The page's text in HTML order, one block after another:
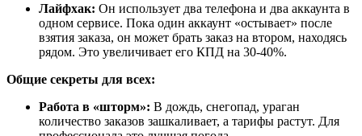
Лайфхак: Он использует два телефона и два аккаунта в
одном сервисе. Пока один аккаунт «остывает» после
взятия заказа, он может брать заказ на втором, находясь
рядом. Это увеличивает его КПД на 30-40%.
Общие секреты для всех:
Работа в «шторм»: В дождь, снегопад, ураган
количество заказов зашкаливает, а тарифы растут. Для